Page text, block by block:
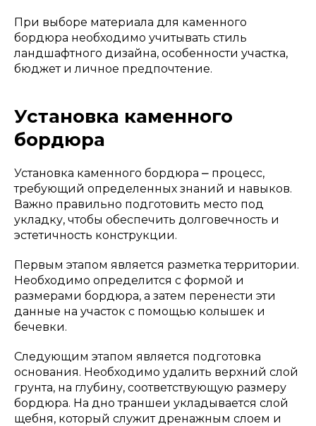
При выборе материала для каменного
бордюра необходимо учитывать стиль
ландшафтного дизайна, особенности участка,
бюджет и личное предпочтение.
Установка каменного
бордюра
Установка каменного бордюра ⎼ процесс,
требующий определенных знаний и навыков.
Важно правильно подготовить место под
укладку, чтобы обеспечить долговечность и
эстетичность конструкции.
Первым этапом является разметка территории.
Необходимо определится с формой и
размерами бордюра, а затем перенести эти
данные на участок с помощью колышек и
бечевки.
Следующим этапом является подготовка
основания. Необходимо удалить верхний слой
грунта, на глубину, соответствующую размеру
бордюра. На дно траншеи укладывается слой
щебня, который служит дренажным слоем и